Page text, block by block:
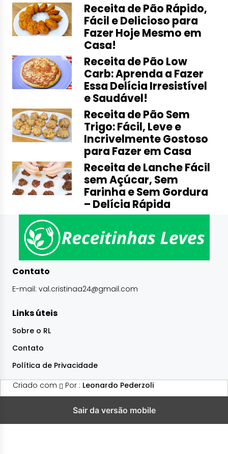
Receita de Pão Rápido,
Fácil e Delicioso para
Fazer Hoje Mesmo em
Casa!
Receita de Pão Low
Carb: Aprenda a Fazer
Essa Delícia Irresistível
e Saudável!
Receita de Pão Sem
Trigo: Fácil, Leve e
Incrivelmente Gostoso
para Fazer em Casa
Receita de Lanche Fácil
sem Açúcar, Sem
Farinha e Sem Gordura
– Delícia Rápida
Contato
E-mail: val.cristinaa24@gmail.com
Links úteis
Sobre o RL
Contato
Política de Privacidade
Criado com
Por : Leonardo Pederzoli
Sair da versão mobile